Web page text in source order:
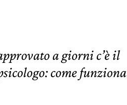
a giorni c’è il
come funziona